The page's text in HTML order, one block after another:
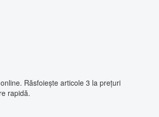
Răsfoiește articole 3 la prețuri
rapidă.